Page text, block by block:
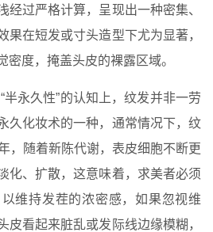
经过严格计算，呈现出一种密集、
果在短发或寸头造型下尤为显著，
密度，掩盖头皮的裸露区域。
半永久性”的认知上，纹发并非一劳
久化妆术的一种，通常情况下，纹
，随着新陈代谢，表皮细胞不断更
化、扩散，这意味着，求美者必须
维持发茬的浓密感，如果忽视维
皮看起来脏乱或发际线边缘模糊，